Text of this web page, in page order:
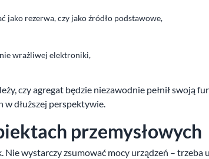
jako rezerwa, czy jako źródło podstawowe,
wrażliwej elektroniki,
czy agregat będzie niezawodnie pełnił swoją
w dłuższej perspektywie.
przemysłowych
wystarczy zsumować mocy urządzeń – trzeba